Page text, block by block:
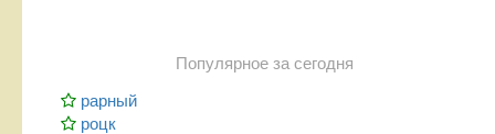
Популярное за сегодня
рарный
роцк